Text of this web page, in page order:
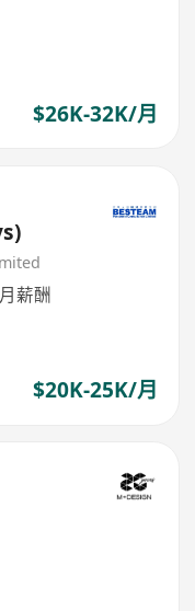
$26K-32K/月
薪酬
$20K-25K/月